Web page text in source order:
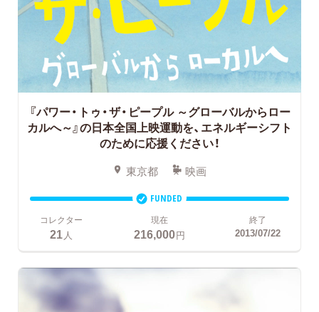
『パワー・トゥ・ザ・ピープル ～グローバルからロー
カルへ～』の日本全国上映運動を、エネルギーシフト
のために応援ください！
東京都 映画
FUNDED
コレクター
21 人
現在
216,000円
終了
2013/07/22